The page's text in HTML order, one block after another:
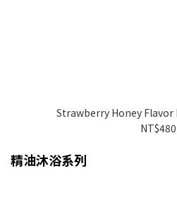
Strawberry Honey Flavor
NT$480
精油沐浴系列